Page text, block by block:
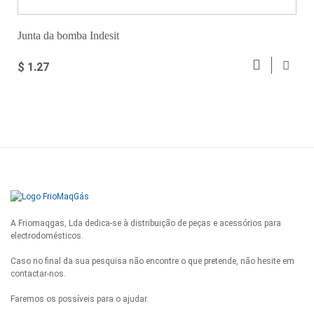
Junta da bomba Indesit
$ 1.27
A Friomaqgas, Lda dedica-se à distribuição de peças e acessórios para
electrodomésticos.
Caso no final da sua pesquisa não encontre o que pretende, não hesite em
contactar-nos.
Faremos os possíveis para o ajudar.